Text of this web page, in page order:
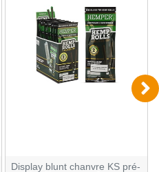
Display blunt chanvre KS pré-